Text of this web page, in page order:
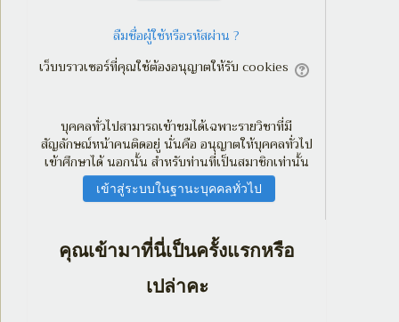
ลืมชื่อผู้ใช้หรือรหัสผ่าน ?
เว็บบราวเซอร์ที่คุณใช้ต้องอนุญาตให้รับ cookies
บุคคลทั่วไปสามารถเข้าชมได้เฉพาะรายวิชาที่มี
สัญลักษณ์หน้าคนติดอยู่ นั่นคือ อนุญาตให้บุคคลทั่วไป
เข้าศึกษาได้ นอกนั้น สำหรับท่านที่เป็นสมาชิกเท่านั้น
คุณเข้ามาที่นี่เป็นครั้งแรกหรือ
เปล่าคะ